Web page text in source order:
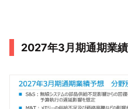
2027年3月期通期業